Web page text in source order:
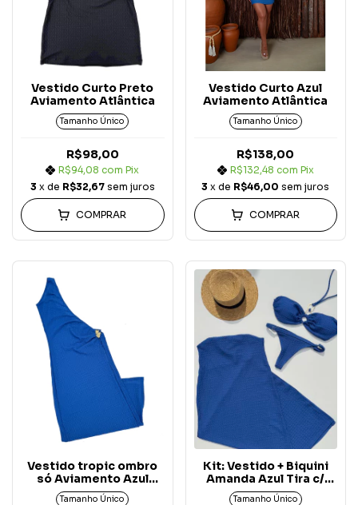
Vestido Curto Preto
Aviamento Atlântica
Tamanho Único
R$98,00
R$94,08com Pix
3 x de R$32,67 sem juros
COMPRAR
Vestido Curto Azul
Aviamento Atlântica
Tamanho Único
R$138,00
R$132,48 com Pix
3 x de R$46,00 sem juros
COMPRAR
Vestido tropic ombro
só Aviamento Azul
Atlântica
Tamanho Único
Kit: Vestido + Biquini
Amanda Azul Tira c/
Reg Atlântica (3 peças)
Tamanho Único